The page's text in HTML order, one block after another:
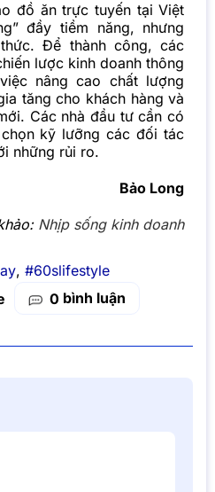
đồ ăn trực tuyến tại Việt
đầy tiềm năng, nhưng
Để thành công, các
lược kinh doanh thông
nâng cao chất lượng
tăng cho khách hàng và
Các nhà đầu tư cần có
kỹ lưỡng các đối tác
những rủi ro.
Bảo Long
Nhịp sống kinh doanh
, #60slifestyle
0 bình luận